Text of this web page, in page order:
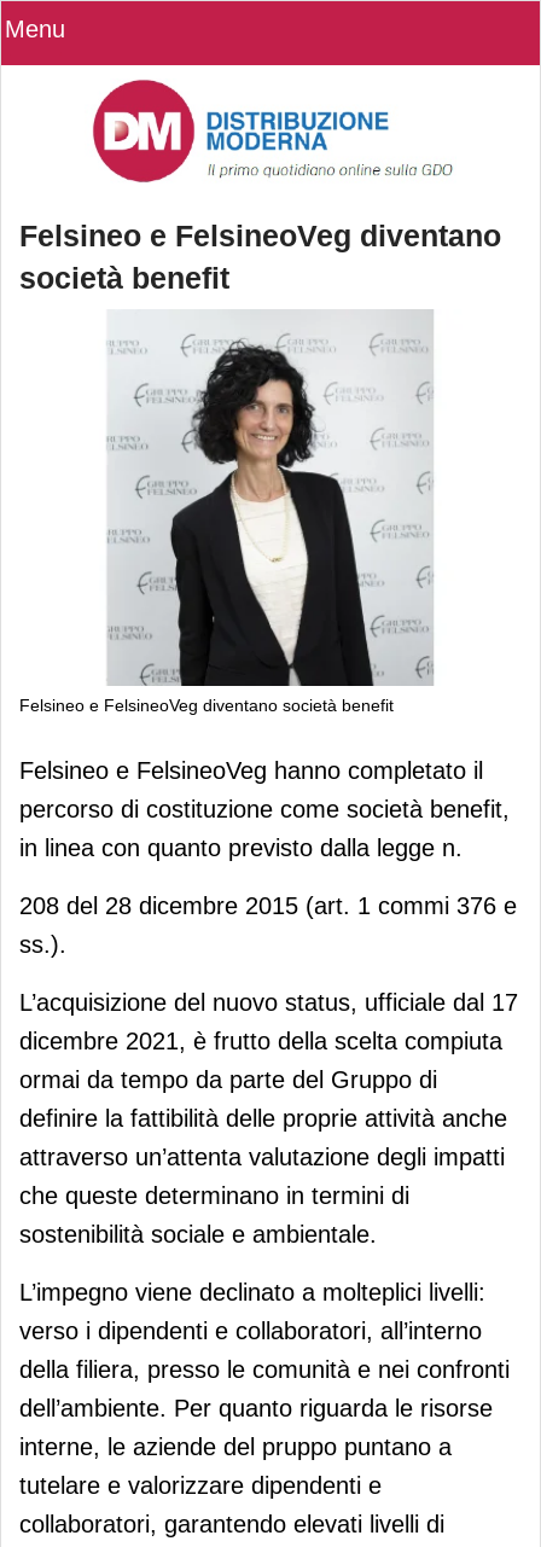
Menu
Felsineo e FelsineoVeg diventano
società benefit
Felsineo e FelsineoVeg diventano società benefit
Felsineo e FelsineoVeg diventano
società benefit
Felsineo e FelsineoVeg hanno completato il
percorso di costituzione come società benefit,
in linea con quanto previsto dalla legge n.
208 del 28 dicembre 2015 (art. 1 commi 376 e
ss.).
L’acquisizione del nuovo status, ufficiale dal 17
dicembre 2021, è frutto della scelta compiuta
ormai da tempo da parte del Gruppo di
definire la fattibilità delle proprie attività anche
attraverso un’attenta valutazione degli impatti
che queste determinano in termini di
sostenibilità sociale e ambientale.
L’impegno viene declinato a molteplici livelli:
verso i dipendenti e collaboratori, all’interno
della filiera, presso le comunità e nei confronti
dell’ambiente. Per quanto riguarda le risorse
interne, le aziende del pruppo puntano a
tutelare e valorizzare dipendenti e
collaboratori, garantendo elevati livelli di